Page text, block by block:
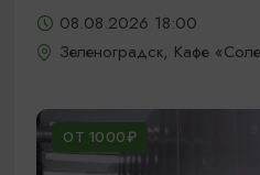
08.08.2026 18:00
Зеленоградск, Кафе
ОТ 1000₽